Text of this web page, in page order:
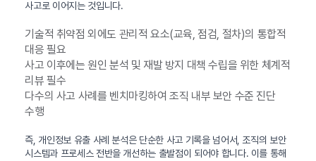
사고로 이어지는 것입니다.
기술적 취약점 외에도 관리적 요소(교육, 점검, 절차)의 통합적
대응 필요
사고 이후에는 원인 분석 및 재발 방지 대책 수립을 위한 체계적
리뷰 필수
다수의 사고 사례를 벤치마킹하여 조직 내부 보안 수준 진단
수행
즉, 개인정보 유출 사례 분석은 단순한 사고 기록을 넘어서, 조직의 보안
시스템과 프로세스 전반을 개선하는 출발점이 되어야 합니다. 이를 통해